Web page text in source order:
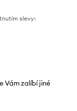
slevy:
Vám zalíbí jiné